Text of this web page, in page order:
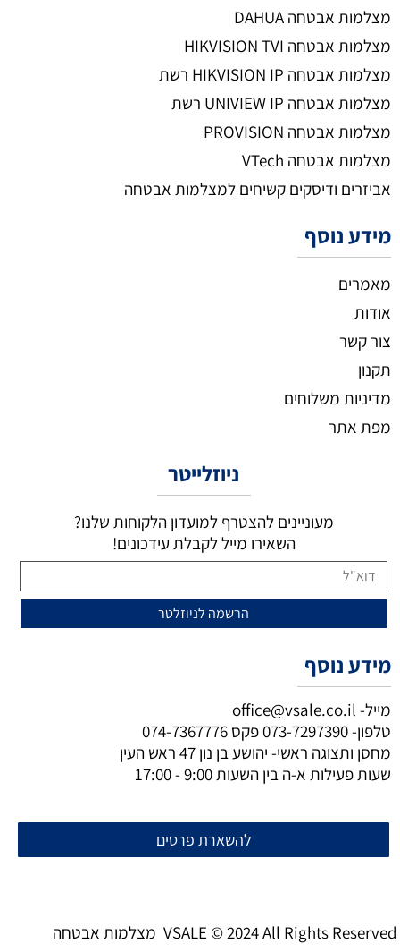
מצלמות אבטחה DAHUA
מצלמות אבטחה HIKVISION TVI
מצלמות אבטחה HIKVISION IP רשת
מצלמות אבטחה UNIVIEW IP רשת
מצלמות אבטחה PROVISION
מצלמות אבטחה VTech
אביזרים ודיסקים קשיחים למצלמות אבטחה
מידע נוסף
מאמרים
אודות
צור קשר
תקנון
מדיניות משלוחים
מפת אתר
ניוזלייטר
מעוניינים להצטרף למועדון הלקוחות שלנו?
השאירו מייל לקבלת עידכונים!
מידע נוסף
מייל- office@vsale.co.il
טלפון-073-7297390פקס 074-7367776
מחסן ותצוגה ראשי- יהושע בן נון 47 ראש העין
שעות פעילות א-ה בין השעות 9:00 - 17:00
להשארת פרטים
מצלמות אבטחה VSALE © 2024 All Rights Reserved